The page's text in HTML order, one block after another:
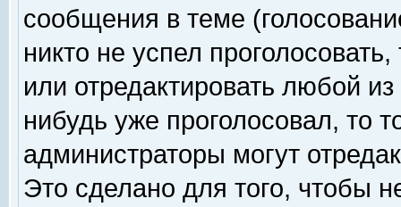
сообщения в теме
никто не успел
или отредактировать любой
нибудь уже проголосовал, то
администраторы могут
Это сделано для того, чтобы